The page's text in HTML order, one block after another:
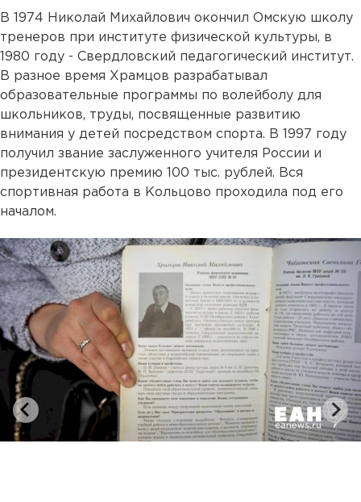
В 1974 Николай Михайлович окончил Омскую школу
тренеров при институте физической культуры, в
1980 году - Свердловский педагогический институт.
В разное время Храмцов разрабатывал
образовательные программы по волейболу для
школьников, труды, посвященные развитию
внимания у детей посредством спорта. В 1997 году
получил звание заслуженного учителя России и
президентскую премию 100 тыс. рублей. Вся
спортивная работа в Кольцово проходила под его
началом.